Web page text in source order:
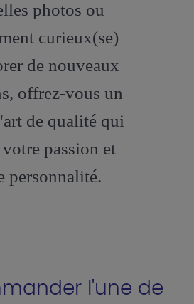
photos ou
curieux(se)
de nouveaux
offrez-vous un
de qualité qui
passion et
personnalité.
l'une de